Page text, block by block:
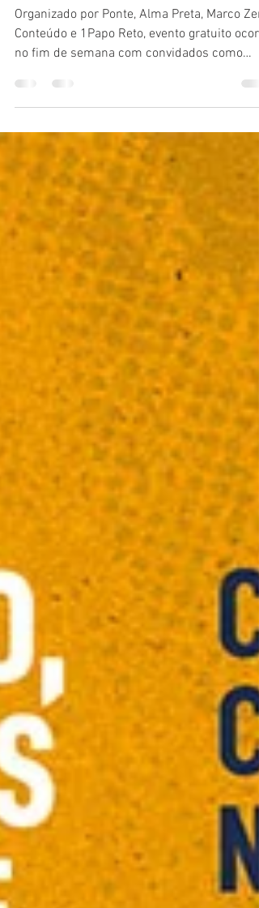
SESC SP
Organizado por Ponte, Alma Preta, Marco
no fim de semana com convidados como
Gizele...